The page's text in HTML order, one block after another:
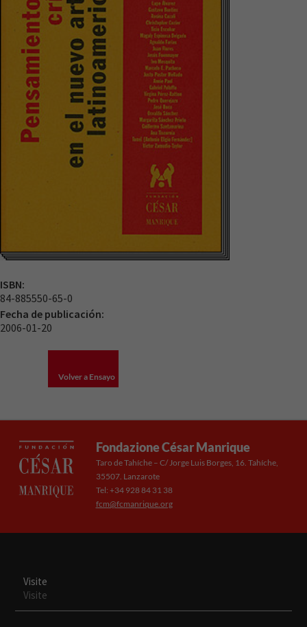
ISBN:
84-885550-65-0
Fecha de publicación:
2006-01-20
Volver a Ensayo
Fondazione César Manrique
Taro de Tahíche – C/ Jorge Luis Borges, 16. Tahíche,
35507. Lanzarote
Tel: +34 928 84 31 38
fcm@fcmanrique.org
Visite
Visite
Estas
para que